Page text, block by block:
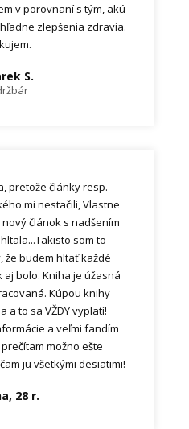
v porovnaní s tým, akú
zlepšenia zdravia.
S.
pretože články resp.
mi nestačili, Vlastne
článok s nadšením
som to
že budem hltať každé
aj bolo. Kniha je úžasná
Kúpou knihy
a to sa VŽDY vyplatí!
a veľmi fandím
možno ešte
ju všetkými desiatimi!
28 r.